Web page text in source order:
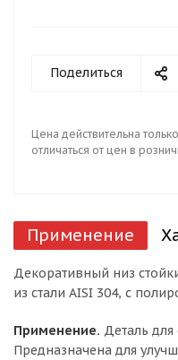
Поделиться
Цена действительна
отличаться от цен в
Применение
Декоративный низ
из стали AISI 304, с
Применение. Деталь
Предназначена для